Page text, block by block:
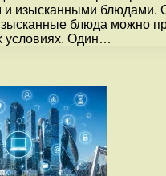
и изысканными блюдами.
блюда можно
условиях. Один…